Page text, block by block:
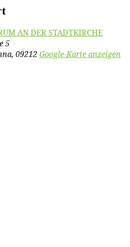
AN DER STADTKIRCHE
5
, 09212Google-Karte anzeigen